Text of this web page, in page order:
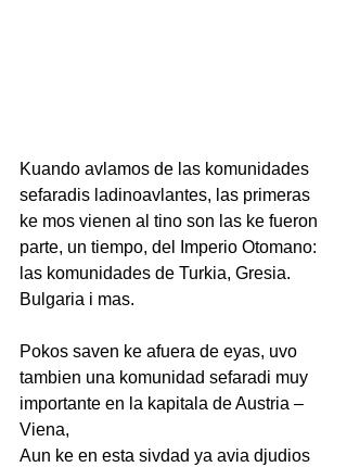
Kuando avlamos de las komunidades
sefaradis ladinoavlantes, las primeras
ke mos vienen al tino son las ke fueron
parte, un tiempo, del Imperio Otomano:
las komunidades de Turkia, Gresia.
Bulgaria i mas.
Pokos saven ke afuera de eyas, uvo
tambien una komunidad sefaradi muy
importante en la kapitala de Austria –
Viena,
Aun ke en esta sivdad ya avia djudios